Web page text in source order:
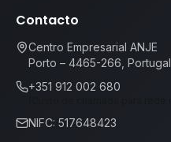
Contacto
Centro Empresarial ANJE
Porto – 4465-266, Portugal
+351 912 002 680
NIFC: 517648423